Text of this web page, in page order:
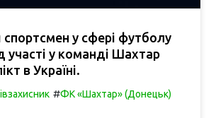
у сфері футболу
участі у команді Шахтар
в Україні.
#ФК «Шахтар» (Донецьк)